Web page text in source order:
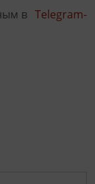
в Telegram-